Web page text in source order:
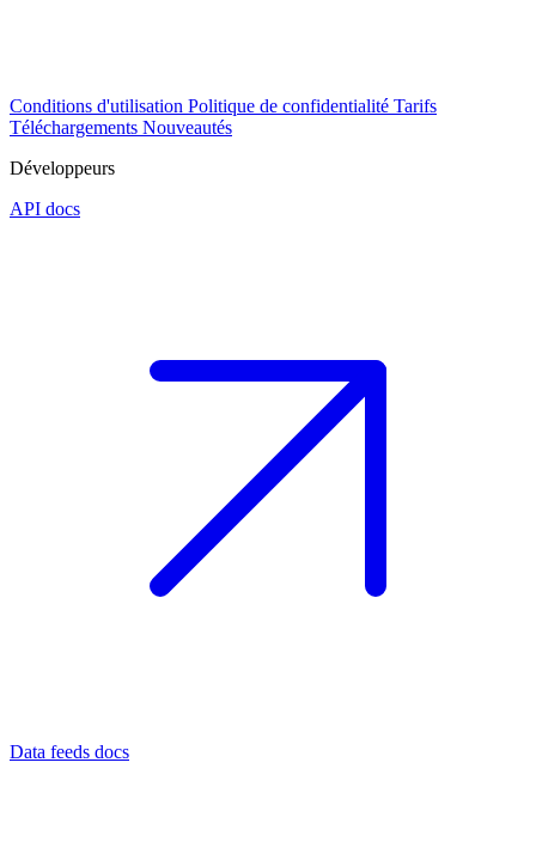
Conditions d'utilisation Politique de confidentialité Tarifs
Téléchargements Nouveautés
Développeurs
API docs
Data feeds docs